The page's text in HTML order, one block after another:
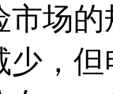
市场
，